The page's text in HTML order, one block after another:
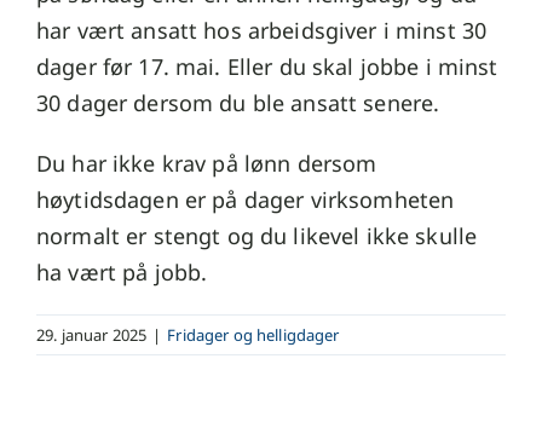
har vært ansatt hos arbeidsgiver i minst 30
dager før 17. mai. Eller du skal jobbe i minst
30 dager dersom du ble ansatt senere.
Du har ikke krav på lønn dersom
høytidsdagen er på dager virksomheten
normalt er stengt og du likevel ikke skulle
ha vært på jobb.
29. januar 2025 | Fridager og helligdager